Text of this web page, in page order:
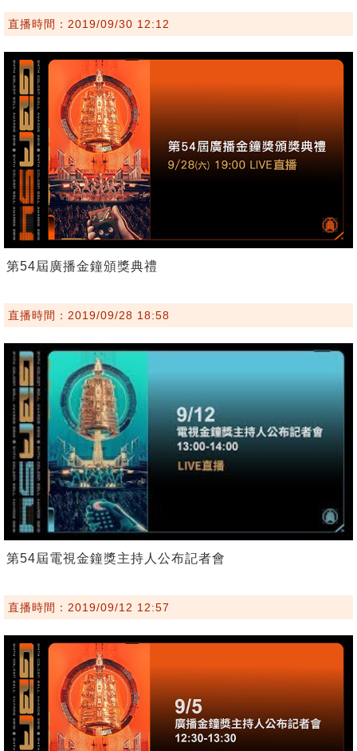
直播時間：2019/09/30 12:12
第54屆廣播金鐘頒獎典禮
直播時間：2019/09/28 18:58
第54屆電視金鐘獎主持人公布記者會
直播時間：2019/09/12 12:57